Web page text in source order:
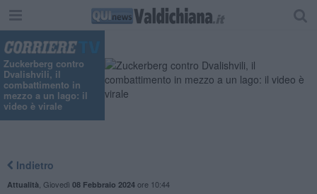
Zuckerberg contro
Dvalishvili, il
combattimento in
mezzo a un lago: il
video è virale
Indietro
Attualità Giovedì 08 Febbraio 2024ore 10:44